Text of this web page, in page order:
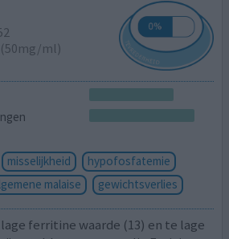
ml)
misselijkheid
hypofosfatemie
malaise gewichtsverlies
ferritine waarde (13) en te lage